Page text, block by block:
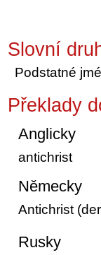
Slovní
Podstatné
Překlady
Anglicky
antichrist
Německy
Antichrist
Rusky